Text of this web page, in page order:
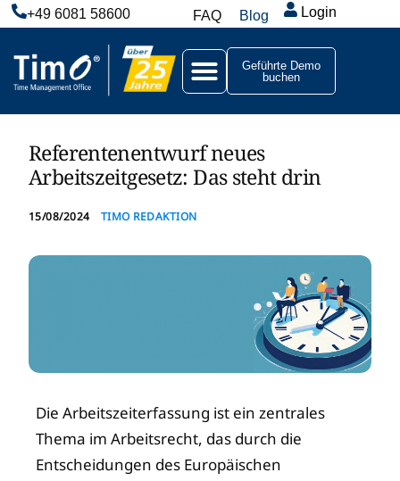
+49 6081 58600 FAQ Blog Login
Geführte Demo
buchen
Referentenentwurf neues
Arbeitszeitgesetz: Das steht drin
15/08/2024 TIMO REDAKTION
Die Arbeitszeiterfassung ist ein zentrales
Thema im Arbeitsrecht, das durch die
Entscheidungen des Europäischen